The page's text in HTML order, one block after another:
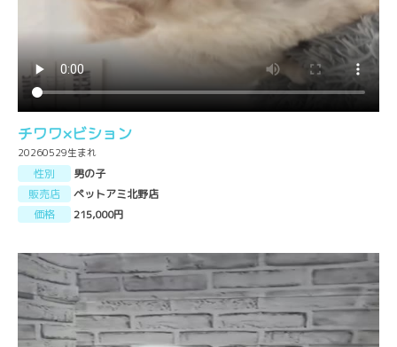
チワワ×ビション
20260529生まれ
性別
男の子
販売店
ペットアミ北野店
価格
215,000円